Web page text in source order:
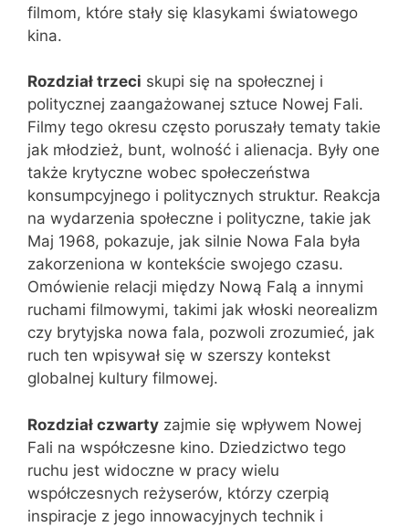
filmom, które stały się klasykami światowego
kina.
Rozdział trzeci skupi się na społecznej i
politycznej zaangażowanej sztuce Nowej Fali.
Filmy tego okresu często poruszały tematy takie
jak młodzież, bunt, wolność i alienacja. Były one
także krytyczne wobec społeczeństwa
konsumpcyjnego i politycznych struktur. Reakcja
na wydarzenia społeczne i polityczne, takie jak
Maj 1968, pokazuje, jak silnie Nowa Fala była
zakorzeniona w kontekście swojego czasu.
Omówienie relacji między Nową Falą a innymi
ruchami filmowymi, takimi jak włoski neorealizm
czy brytyjska nowa fala, pozwoli zrozumieć, jak
ruch ten wpisywał się w szerszy kontekst
globalnej kultury filmowej.
Rozdział czwarty zajmie się wpływem Nowej
Fali na współczesne kino. Dziedzictwo tego
ruchu jest widoczne w pracy wielu
współczesnych reżyserów, którzy czerpią
inspiracje z jego innowacyjnych technik i